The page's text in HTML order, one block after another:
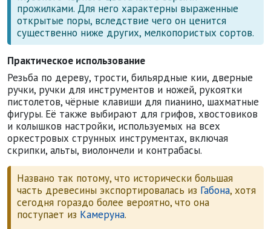
прожилками. Для него характерны выраженные
открытые поры, вследствие чего он ценится
существенно ниже других, мелкопористых сортов.
Практическое использование
Резьба по дереву, трости, бильярдные кии, дверные
ручки, ручки для инструментов и ножей, рукоятки
пистолетов, чёрные клавиши для пианино, шахматные
фигуры. Её также выбирают для грифов, хвостовиков
и колышков настройки, используемых на всех
оркестровых струнных инструментах, включая
скрипки, альты, виолончели и контрабасы.
Названо так потому, что исторически большая
часть древесины экспортировалась из Габона, хотя
сегодня гораздо более вероятно, что она
поступает из Камеруна.